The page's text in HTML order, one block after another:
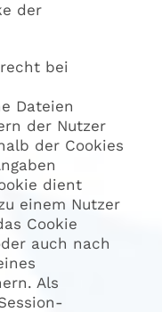
der
bei
Dateien
der Nutzer
der Cookies
dient
einem Nutzer
Cookie
auch nach
Als